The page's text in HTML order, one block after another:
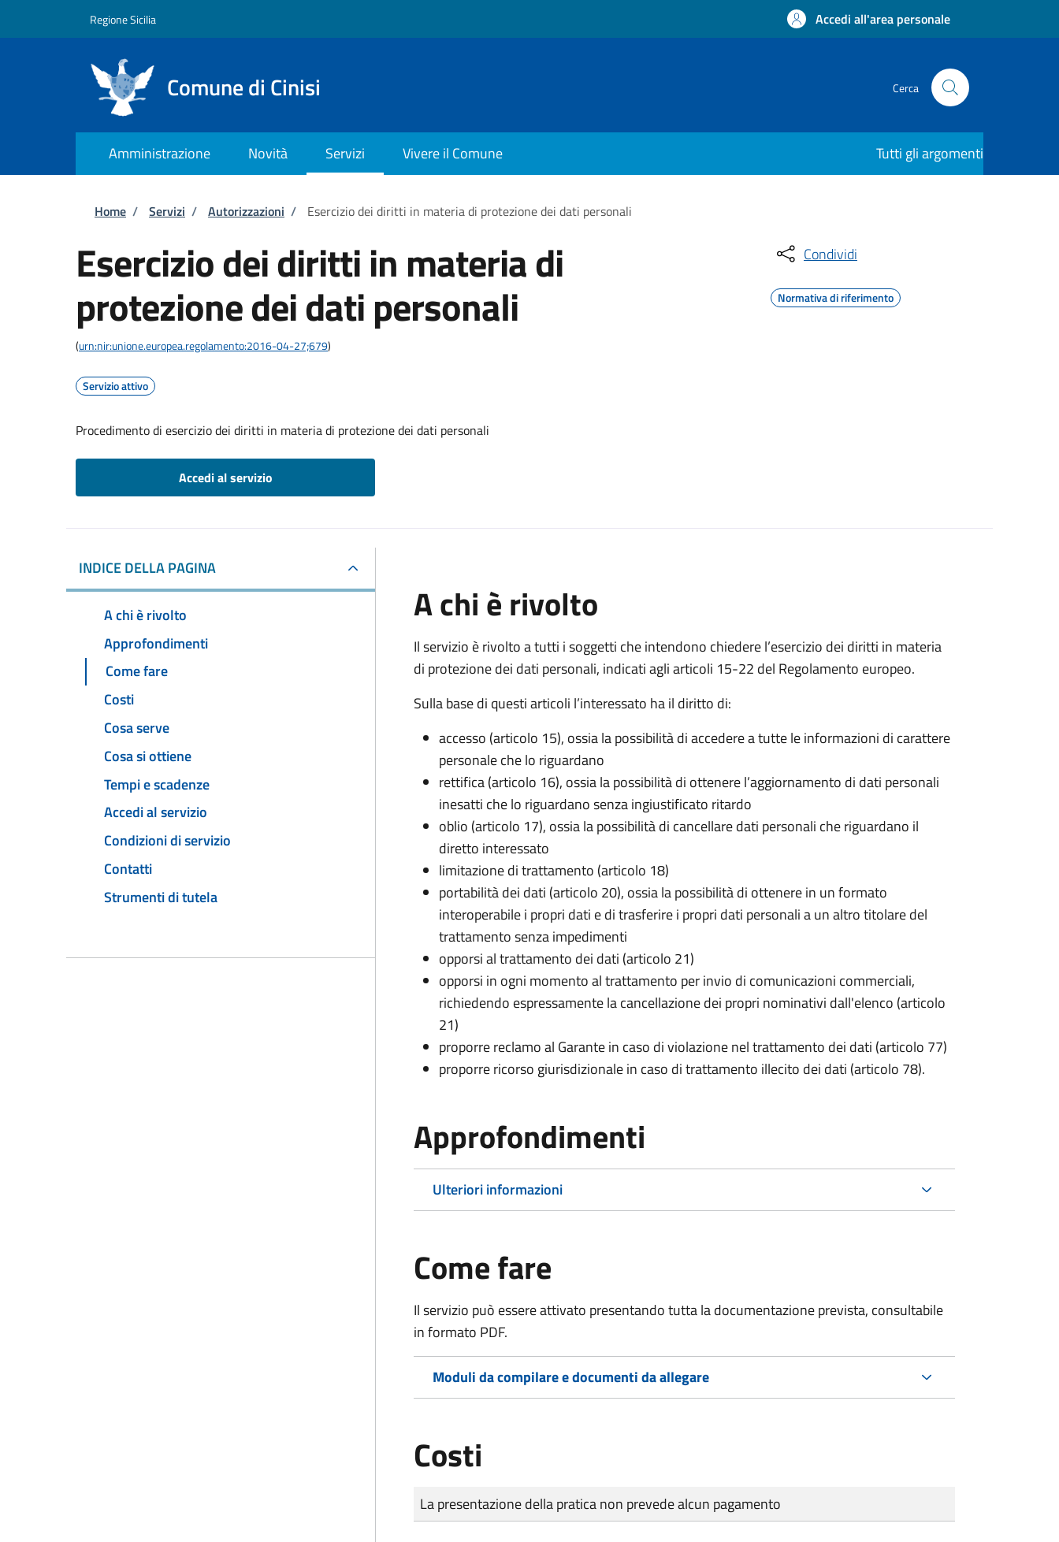
Regione Sicilia Accedi all'area personale
Comune di Cinisi Cerca
Amministrazione Novità Servizi Vivere il Comune Tutti gli argomenti
Briciole di pane
Home / Servizi / Autorizzazioni / Esercizio dei diritti in materia di protezione dei dati personali
Esercizio dei diritti in materia di
protezione dei dati personali
(urn:nir:unione.europea.regolamento:2016-04-27;679)
Servizio attivo
Procedimento di esercizio dei diritti in materia di protezione dei dati personali
Accedi al servizio
Condividi
Normativa di riferimento
INDICE DELLA PAGINA
A chi è rivolto
Approfondimenti
Come fare
Costi
Cosa serve
Cosa si ottiene
Tempi e scadenze
Accedi al servizio
Condizioni di servizio
Contatti
Strumenti di tutela
A chi è rivolto
Il servizio è rivolto a tutti i soggetti che intendono chiedere l’esercizio dei diritti in materia
di protezione dei dati personali, indicati agli articoli 15-22 del Regolamento europeo.
Sulla base di questi articoli l’interessato ha il diritto di:
accesso (articolo 15), ossia la possibilità di accedere a tutte le informazioni di carattere
personale che lo riguardano
rettifica (articolo 16), ossia la possibilità di ottenere l’aggiornamento di dati personali
inesatti che lo riguardano senza ingiustificato ritardo
oblio (articolo 17), ossia la possibilità di cancellare dati personali che riguardano il
diretto interessato
limitazione di trattamento (articolo 18)
portabilità dei dati (articolo 20), ossia la possibilità di ottenere in un formato
interoperabile i propri dati e di trasferire i propri dati personali a un altro titolare del
trattamento senza impedimenti
opporsi al trattamento dei dati (articolo 21)
opporsi in ogni momento al trattamento per invio di comunicazioni commerciali,
richiedendo espressamente la cancellazione dei propri nominativi dall'elenco (articolo
21)
proporre reclamo al Garante in caso di violazione nel trattamento dei dati (articolo 77)
proporre ricorso giurisdizionale in caso di trattamento illecito dei dati (articolo 78).
Approfondimenti
Ulteriori informazioni
Come fare
Il servizio può essere attivato presentando tutta la documentazione prevista, consultabile
in formato PDF.
Moduli da compilare e documenti da allegare
Costi
Tipo di pagamento
Importo
La presentazione della pratica non prevede alcun pagamento